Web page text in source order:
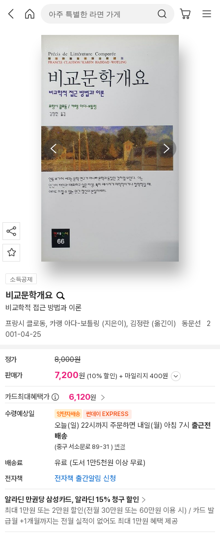
소득공제
비교문학개요
비교학적 접근 방법과 이론
프랑시 클로동, 카랭 아다-보틀링 (지은이), 김정란 (옮긴이) 동문선 2
001-04-25
정가 8,000원
판매가 7,200원 (10% 할인) + 마일리지 400원
카드최대혜택가 6,120원
수령예상일 양탄자배송 썬데이 EXPRESS
오늘(일) 22시까지 주문하면 내일(월) 아침 7시 출근전
배송
(중구 서소문로 89-31 ) 변경
배송료 유료 (도서 1만5천원 이상 무료)
전자책 전자책 출간알림 신청
알라딘 만권당 삼성카드, 알라딘 15% 청구 할인
최대 1만원 또는 2만원 할인(전월 30만원 또는 60만원 이용 시) / 카드 발
급월 +1개월까지는 전월 실적이 없어도 최대 1만원 혜택 제공